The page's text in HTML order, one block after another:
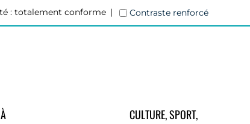
: totalement conforme Contraste renforcé
CULTURE, SPORT,